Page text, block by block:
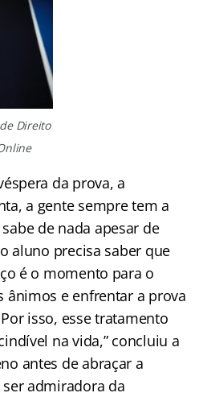
Direito
da prova, a
a gente sempre tem a
de nada apesar de
aluno precisa saber que
é o momento para o
ânimos e enfrentar a prova
isso, esse tratamento
na vida,” concluiu a
antes de abraçar a
admiradora da